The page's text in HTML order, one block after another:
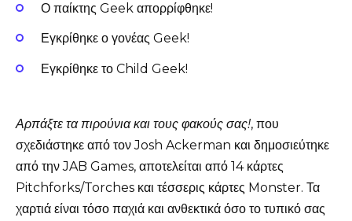
Ο παίκτης Geek απορρίφθηκε!
Εγκρίθηκε ο γονέας Geek!
Εγκρίθηκε το Child Geek!
Αρπάξτε τα πιρούνια και τους φακούς σας!, που
σχεδιάστηκε από τον Josh Ackerman και δημοσιεύτηκε
από την JAB Games, αποτελείται από 14 κάρτες
Pitchforks/Torches και τέσσερις κάρτες Monster. Τα
χαρτιά είναι τόσο παχιά και ανθεκτικά όσο το τυπικό σας